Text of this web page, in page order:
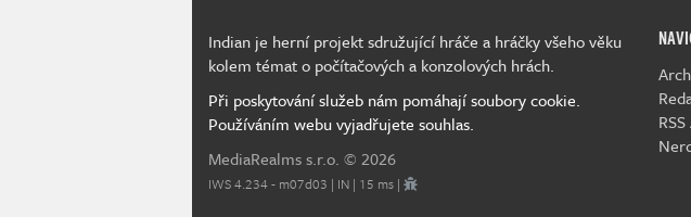
Indian je herní projekt sdružující hráče a hráčky všeho věku
kolem témat o počítačových a konzolových hrách.
Při poskytování služeb nám pomáhají soubory cookie.
Používáním webu vyjadřujete souhlas.
MediaRealms s.r.o. © 2026
IWS 4.234 - m07d03 | IN | 15 ms |